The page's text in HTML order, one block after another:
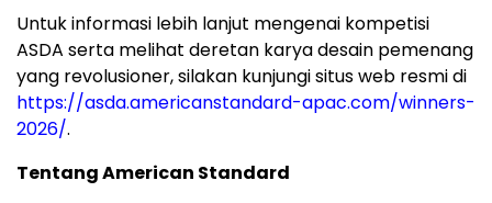
Untuk informasi lebih lanjut mengenai kompetisi
ASDA serta melihat deretan karya desain pemenang
yang revolusioner, silakan kunjungi situs web resmi di
https://asda.americanstandard-apac.com/winners-
2026/.
Tentang American Standard